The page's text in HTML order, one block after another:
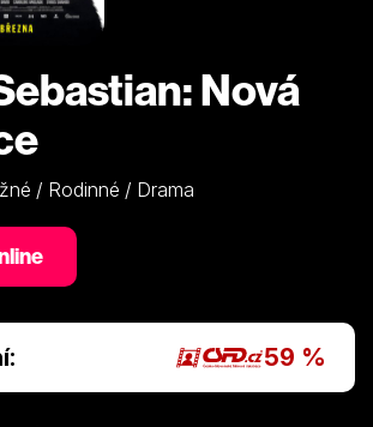
Nová
/ Rodinné / Drama
59 %